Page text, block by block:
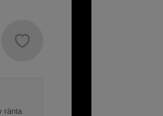
ränta